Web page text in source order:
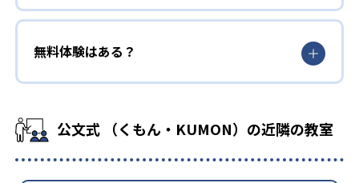
無料体験はある？
公文式 （くもん・KUMON）の近隣の教室